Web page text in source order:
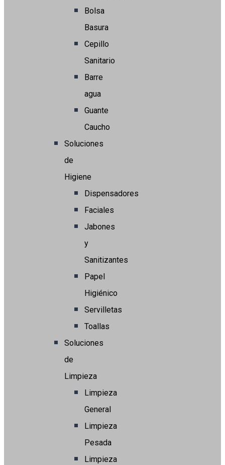
Bolsa
Basura
Cepillo
Sanitario
Barre
agua
Guante
Caucho
Soluciones
de
Higiene
Dispensadores
Faciales
Jabones
y
Sanitizantes
Papel
Higiénico
Servilletas
Toallas
Soluciones
de
Limpieza
Limpieza
General
Limpieza
Pesada
Limpieza